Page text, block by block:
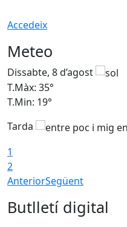
Accedeix
Meteo
Dissabte, 8 d’agost
T.Màx: 35°
T.Min: 19°
Tarda
1
2
AnteriorSegüent
Butlletí digital